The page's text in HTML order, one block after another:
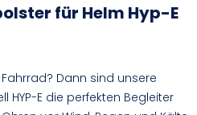
für Helm Hyp-E
Dann sind unsere
HYP-E die perfekten Begleiter